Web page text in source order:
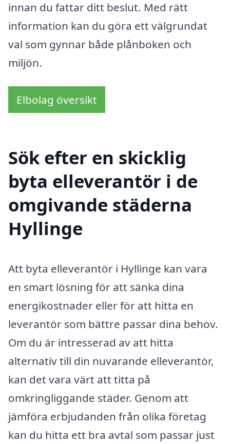
innan du fattar ditt beslut. Med rätt
information kan du göra ett välgrundat
val som gynnar både plånboken och
miljön.
Elbolag översikt
Sök efter en skicklig
byta elleverantör i de
omgivande städerna
Hyllinge
Att byta elleverantör i Hyllinge kan vara
en smart lösning för att sänka dina
energikostnader eller för att hitta en
leverantör som bättre passar dina behov.
Om du är intresserad av att hitta
alternativ till din nuvarande elleverantör,
kan det vara värt att titta på
omkringliggande städer. Genom att
jämföra erbjudanden från olika företag
kan du hitta ett bra avtal som passar just